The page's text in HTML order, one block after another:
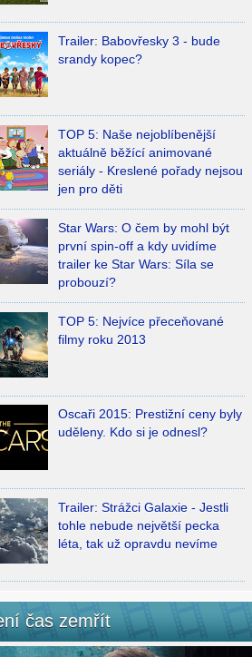
Trailer: Babovřesky 3 - bude
srandy kopec?
TOP 5: Naše nejoblíbenější
aktuálně běžící animované
seriály - Kreslené pořady nejsou
jen pro děti
Star Wars: O čem by mohl být
první spin-off a kdy uvidíme
trailer ke Star Wars: Síla se
probouzí?
TOP 5: Nejvíce přeceňované
filmy roku 2013
Oscaři 2015: Prestižní ceny byly
uděleny. Kdo si je odnesl?
Trailer: Strážci Galaxie - Jestli
tohle nebude největší pecka
léta, tak už opravdu nevíme
čas zemřít